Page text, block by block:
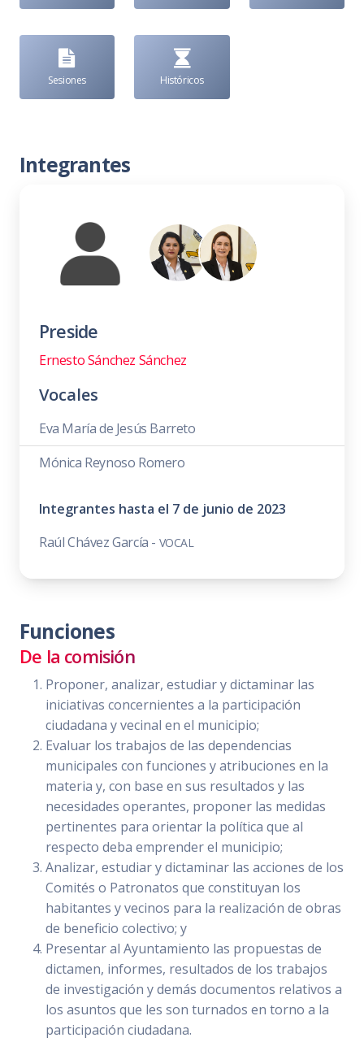
Sesiones Históricos
Integrantes
Preside
Ernesto Sánchez Sánchez
Vocales
Eva María de Jesús Barreto
Mónica Reynoso Romero
Integrantes hasta el 7 de junio de 2023
Raúl Chávez García - VOCAL
Funciones
De la comisión
Proponer, analizar, estudiar y dictaminar las
iniciativas concernientes a la participación
ciudadana y vecinal en el municipio;
Evaluar los trabajos de las dependencias
municipales con funciones y atribuciones en la
materia y, con base en sus resultados y las
necesidades operantes, proponer las medidas
pertinentes para orientar la política que al
respecto deba emprender el municipio;
Analizar, estudiar y dictaminar las acciones de los
Comités o Patronatos que constituyan los
habitantes y vecinos para la realización de obras
de beneficio colectivo; y
Presentar al Ayuntamiento las propuestas de
dictamen, informes, resultados de los trabajos
de investigación y demás documentos relativos a
los asuntos que les son turnados en torno a la
participación ciudadana.